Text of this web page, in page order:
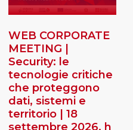
WEB CORPORATE
MEETING |
Security: le
tecnologie critiche
che proteggono
dati, sistemi e
territorio | 18
settembre 2026, h